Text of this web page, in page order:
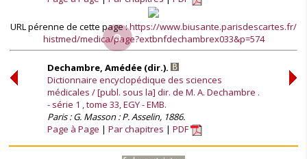
URL pérenne de cette page :https://www.biusante.parisdescartes.fr/
histmed/medica/page?extbnfdechambrex033&p=574
Dechambre, Amédée (dir.).
Dictionnaire encyclopédique des sciences
médicales / [publ. sous la] dir. de M. A. Dechambre .
- série 1 , tome 33, EGY - EMB.
Paris : G. Masson : P. Asselin, 1886.
Page à Page
Par chapitres PDF